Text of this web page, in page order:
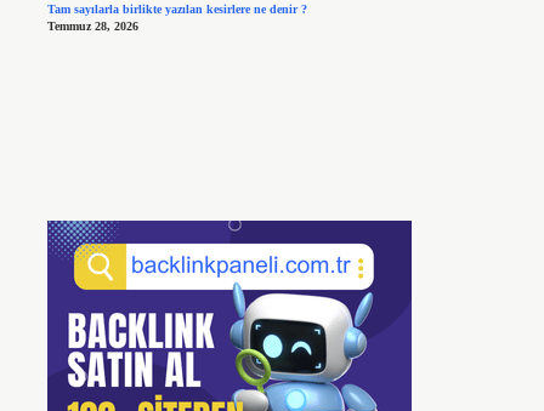
Tam sayılarla birlikte yazılan kesirlere ne denir ?
Temmuz 28, 2026